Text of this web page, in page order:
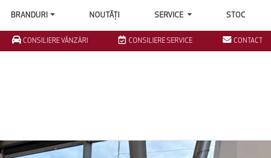
BRANDURI NOUTĂȚI SERVICE STOC
CONSILIERE VÂNZĂRI CONSILIERE SERVICE CONTACT